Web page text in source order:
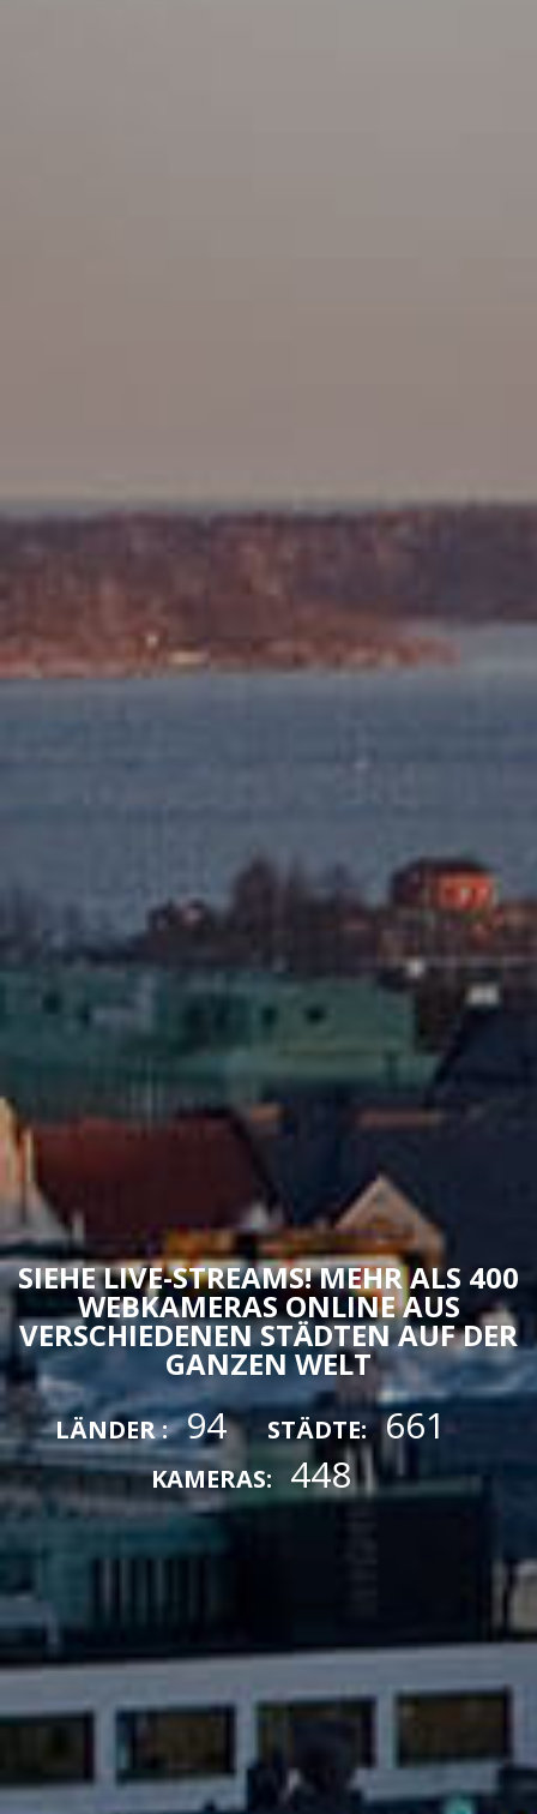
SIEHE LIVE-STREAMS! MEHR ALS 400
WEBKAMERAS ONLINE AUS
VERSCHIEDENEN STÄDTEN AUF DER
GANZEN WELT
LÄNDER : 94 STÄDTE: 661
KAMERAS: 448